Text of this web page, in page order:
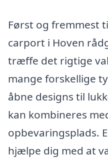
Først og fremmest
carport i Hoven
træffe det rigtige
mange forskellige
åbne designs til
kan kombineres
opbevaringsplads.
hjælpe dig med at